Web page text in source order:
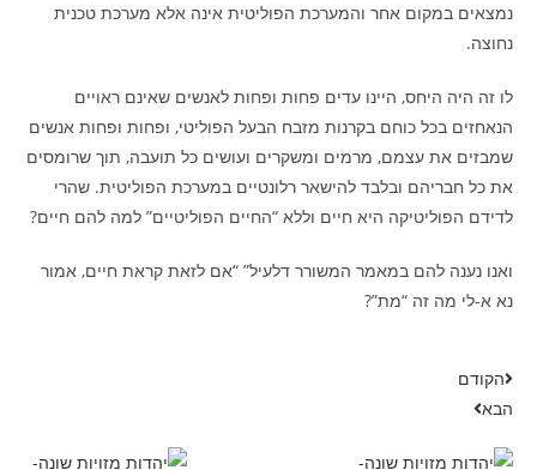
נמצאים במקום אחר והמערכת הפוליטית אינה אלא מערכת טכנית
נחוצה.
לו זה היה היחס, היינו עדים פחות ופחות לאנשים שאינם ראויים
הנאחזים בכל כוחם בקרנות מזבח הבעל הפוליטי, ופחות ופחות אנשים
שמבזים את עצמם, מרמים ומשקרים ועושים כל תועבה, תוך שרומסים
את כל חבריהם ובלבד להישאר רלונטיים במערכת הפוליטית. שהרי
לדידם הפוליטיקה היא חיים וללא “החיים הפוליטיים” למה להם חיים?
ואנו נענה להם במאמר המשורר דלעיל” “אם לזאת קראת חיים, אמור
נא א-לי מה זה “מת”?
הקודם
הבא